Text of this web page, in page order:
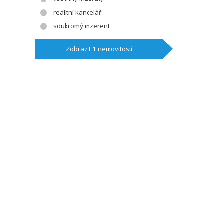
realitní kancelář
soukromý inzerent
Zobrazit 1 nemovitostí